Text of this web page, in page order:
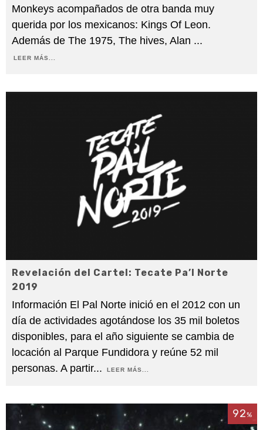
Monkeys acompañados de otra banda muy
querida por los mexicanos: Kings Of Leon.
Además de The 1975, The hives, Alan ...
LEER MÁS...
Revelación del Cartel: Tecate Pa’l Norte
2019
Información El Pal Norte inició en el 2012 con un
día de actividades agotándose los 35 mil boletos
disponibles, para el año siguiente se cambia de
locación al Parque Fundidora y reúne 52 mil
personas. A partir... LEER MÁS...
92%